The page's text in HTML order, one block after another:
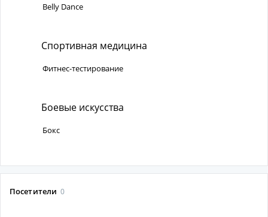
Belly Dance
Спортивная медицина
Фитнес-тестирование
Боевые искусства
Бокс
Посетители 0